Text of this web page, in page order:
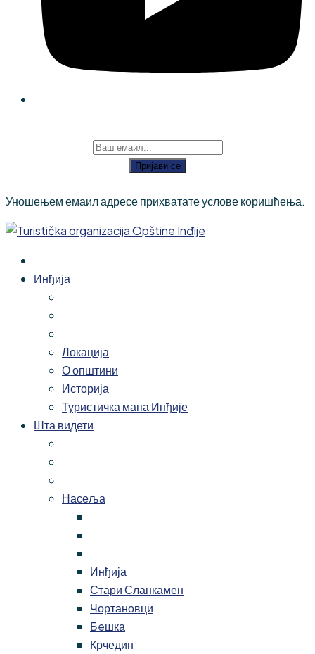
Пријави се
Уношењем емаил адресе прихватате услове коришћења.
Инђија
Локација
О општини
Историја
Туристичка мапа Инђије
Шта видети
Насеља
Инђија
Стари Сланкамен
Чортановци
Бeшка
Крчедин